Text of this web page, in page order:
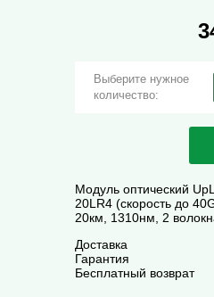
Выберите нужное
количество:
Модуль оптический
20LR4 (скорость до
20км, 1310нм, 2
Доставка
Гарантия
Бесплатный возврат